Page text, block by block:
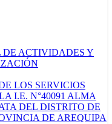
ACTIVIDADES Y
LOS SERVICIOS
I.E. N°40091 ALMA
DEL DISTRITO DE
DE AREQUIPA